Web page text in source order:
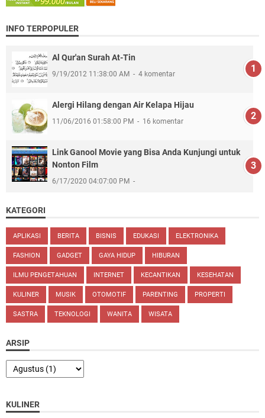
INFO TERPOPULER
Al Qur'an Surah At-Tin
9/19/2012 11:38:00 AM 4 komentar
Alergi Hilang dengan Air Kelapa Hijau
11/06/2016 01:58:00 PM 16 komentar
Link Ganool Movie yang Bisa Anda Kunjungi untuk
Nonton Film
6/17/2020 04:07:00 PM
KATEGORI
APLIKASI BERITA BISNIS EDUKASI ELEKTRONIKA
FASHION GADGET GAYA HIDUP HIBURAN
ILMU PENGETAHUAN INTERNET KECANTIKAN KESEHATAN
KULINER MUSIK OTOMOTIF PARENTING PROPERTI
SASTRA TEKNOLOGI WANITA WISATA
ARSIP
KULINER